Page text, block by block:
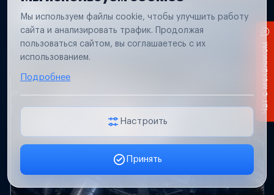
Проверим проводку и разъемы, восстановим
освещение прицепа.
Мы используем файлы cookie, чтобы улучшить работу
сайта и анализировать трафик. Продолжая
пользоваться сайтом, вы соглашаетесь с их
использованием.
Подробнее
Настроить
Принять
Заявка онлайн
Чат с механиком